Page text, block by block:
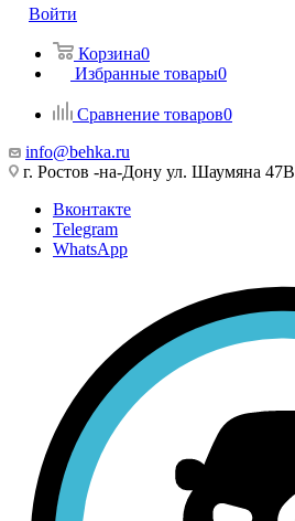
Войти
Корзина0
Избранные товары0
Сравнение товаров0
info@behka.ru
г. Ростов -на-Дону ул. Шаумяна 47В
Вконтакте
Telegram
WhatsApp